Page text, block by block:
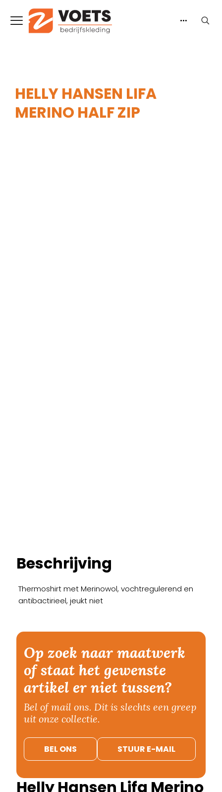
HELLY HANSEN LIFA
MERINO HALF ZIP
Beschrijving
Thermoshirt met Merinowol, vochtregulerend en
antibactirieel, jeukt niet
Op zoek naar maatwerk
of staat het gewenste
artikel er niet tussen?
Bel of mail ons. Dit is slechts een greep
uit onze collectie.
BEL ONS STUUR E-MAIL
Helly Hansen Lifa Merino